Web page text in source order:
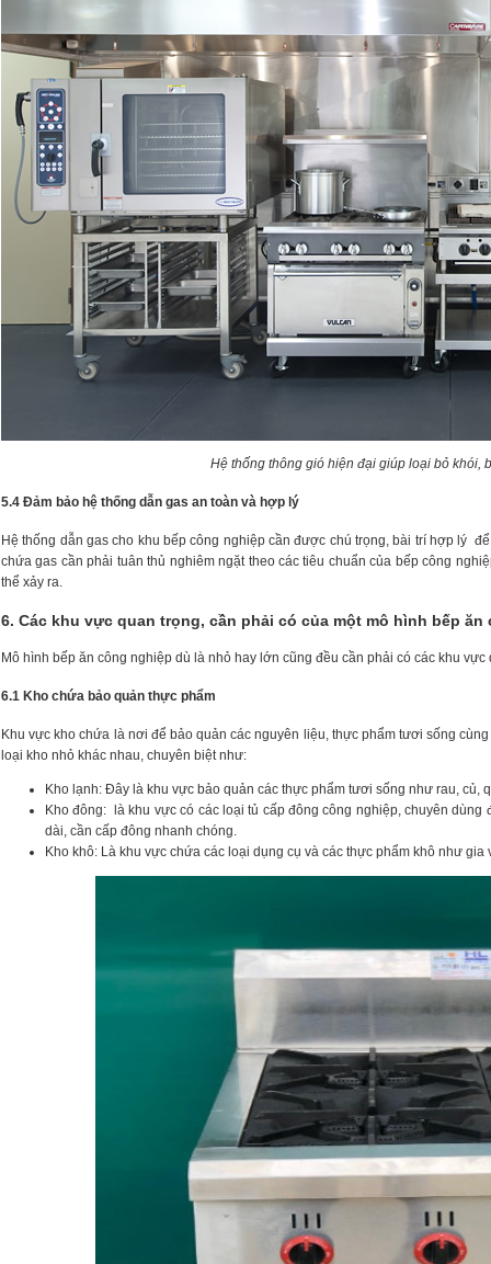
Hệ thống thông gió hiện đại giúp loại bỏ khói,
5.4 Đảm bảo hệ thống dẫn gas an toàn và hợp lý
Hệ thống dẫn gas cho khu bếp công nghiệp cần được chú trọng, bài trí hợp lý
chứa gas cần phải tuân thủ nghiêm ngặt theo các tiêu chuẩn của bếp công
thể xảy ra.
6. Các khu vực quan trọng, cần phải có của một mô hình bếp ăn
Mô hình bếp ăn công nghiệp dù là nhỏ hay lớn cũng đều cần phải có các khu vực
6.1 Kho chứa bảo quản thực phẩm
Khu vực kho chứa là nơi để bảo quản các nguyên liệu, thực phẩm tươi sống
loại kho nhỏ khác nhau, chuyên biệt như:
Kho lạnh: Đây là khu vực bảo quản các thực phẩm tươi sống như rau, củ,
Kho đông: là khu vực có các loại tủ cấp đông công nghiệp, chuyên
dài, cần cấp đông nhanh chóng.
Kho khô: Là khu vực chứa các loại dụng cụ và các thực phẩm khô như